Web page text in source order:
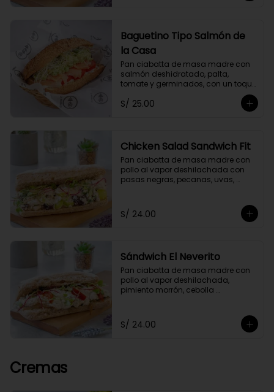
Baguetino Tipo Salmón de
la Casa
Pan ciabatta de masa madre con
salmón deshidratado, palta,
tomate y germinados, con un toque
cebolla china.
S/ 25.00
Chicken Salad Sandwich Fit
Pan ciabatta de masa madre con
pollo al vapor deshilachada con
pasas negras, pecanas, uvas,
germinados.
S/ 24.00
Sándwich El Neverito
Pan ciabatta de masa madre con
pollo al vapor deshilachada,
pimiento morrón, cebolla
toque de orégano. Con mayonesa
de cashews.
S/ 24.00
Cremas